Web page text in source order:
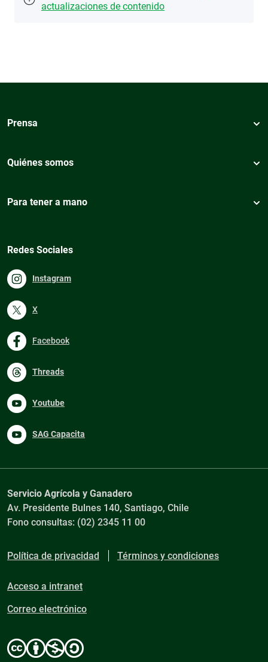
actualizaciones de contenido
Prensa
Quiénes somos
Para tener a mano
Redes Sociales
Instagram
X
Facebook
Threads
Youtube
SAG Capacita
Servicio Agrícola y Ganadero
Av. Presidente Bulnes 140, Santiago, Chile
Fono consultas: (02) 2345 11 00
Política de privacidad Términos y condiciones
Acceso a intranet
Correo electrónico